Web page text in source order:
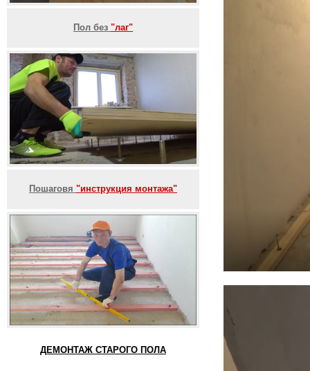
Пол без "лаг"
Пошаговя "инструкция монтажа"
ДЕМОНТАЖ СТАРОГО ПОЛА